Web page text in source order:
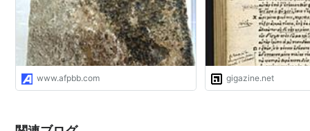
www.afpbb.com gigazine.net